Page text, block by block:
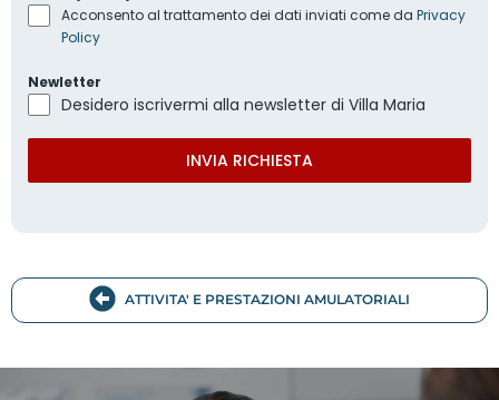
Acconsento al trattamento dei dati inviati come da Privacy
Policy
Newletter
Desidero iscrivermi alla newsletter di Villa Maria
INVIA RICHIESTA
ATTIVITA' E PRESTAZIONI AMULATORIALI